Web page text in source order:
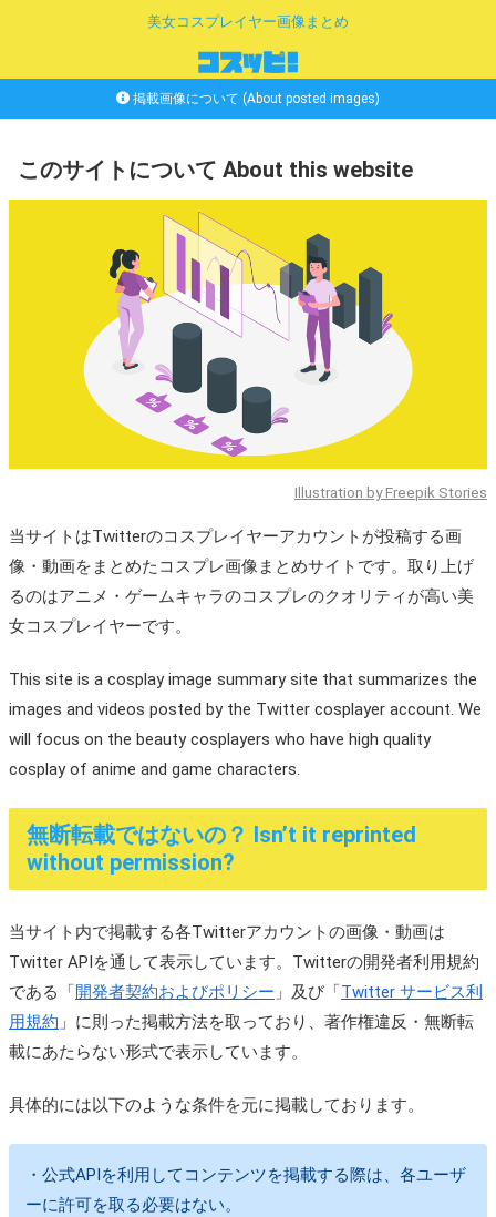
美女コスプレイヤー画像まとめ
掲載画像について (About posted images)
このサイトについて About this website
Illustration by Freepik Stories
当サイトはTwitterのコスプレイヤーアカウントが投稿する画
像・動画をまとめたコスプレ画像まとめサイトです。取り上げ
るのはアニメ・ゲームキャラのコスプレのクオリティが高い美
女コスプレイヤーです。
This site is a cosplay image summary site that summarizes the
images and videos posted by the Twitter cosplayer account. We
will focus on the beauty cosplayers who have high quality
cosplay of anime and game characters.
無断転載ではないの？ Isn’t it reprinted
without permission?
当サイト内で掲載する各Twitterアカウントの画像・動画は
Twitter APIを通して表示しています。Twitterの開発者利用規約
である「開発者契約およびポリシー 」及び「Twitter サービス利
用規約 」に則った掲載方法を取っており、著作権違反・無断転
載にあたらない形式で表示しています。
具体的には以下のような条件を元に掲載しております。
・公式APIを利用してコンテンツを掲載する際は、各ユーザ
ーに許可を取る必要はない。